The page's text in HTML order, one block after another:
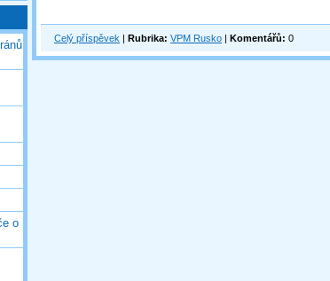
o
Celý příspěvek | Rubrika: VPM Rusko | Komentářů: 0